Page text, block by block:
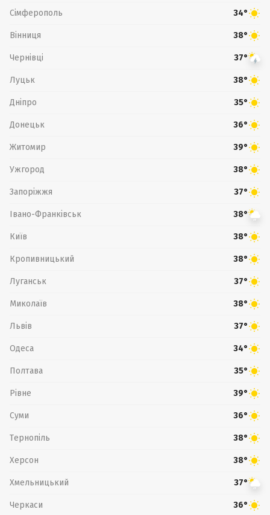
Сімферополь 34°
Вінниця 38°
Чернівці 37°
Луцьк 38°
Дніпро 35°
Донецьк 36°
Житомир 39°
Ужгород 38°
Запоріжжя 37°
Івано-Франківськ 38°
Київ 38°
Кропивницький 38°
Луганськ 37°
Миколаїв 38°
Львів 37°
Одеса 34°
Полтава 35°
Рівне 39°
Суми 36°
Тернопіль 38°
Херсон 38°
Хмельницький 37°
Черкаси 36°